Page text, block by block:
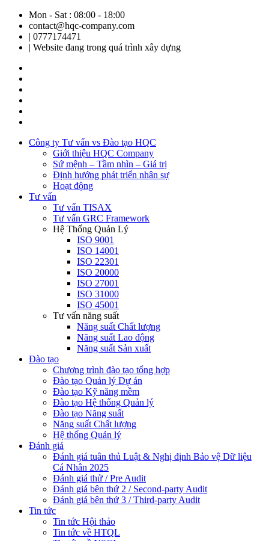
Mon - Sat : 08:00 - 18:00
contact@hqc-company.com
| 0777174471
| Website đang trong quá trình xây dựng
Công ty Tư vấn vs Đào tạo HQC
Giới thiệu HQC Company
Sứ mệnh – Tầm nhìn – Giá trị
Định hướng phát triển nhân sự
Hoạt động
Tư vấn
Tư vấn TISAX
Tư vấn GRC Framework
Hệ Thống Quản Lý
ISO 9001
ISO 14001
ISO 22301
ISO 20000
ISO 27001
ISO 31000
ISO 45001
Tư vấn năng suất
Năng suất Chất lượng
Năng suất Lao động
Năng suất Sản xuất
Đào tạo
Chương trình đào tạo tổng hợp
Đào tạo Quản lý Dự án
Đào tạo Kỹ năng mềm
Đào tạo Hệ thống Quản lý
Đào tạo Năng suất
Năng suất Chất lượng
Hệ thống Quản lý
Đánh giá
Đánh giá tuân thủ Luật & Nghị định Bảo vệ Dữ liệu
Cá Nhân 2025
Đánh giá thử / Pre Audit
Đánh giá bên thứ 2 / Second-party Audit
Đánh giá bên thứ 3 / Third-party Audit
Tin tức
Tin tức Hội thảo
Tin tức về HTQL